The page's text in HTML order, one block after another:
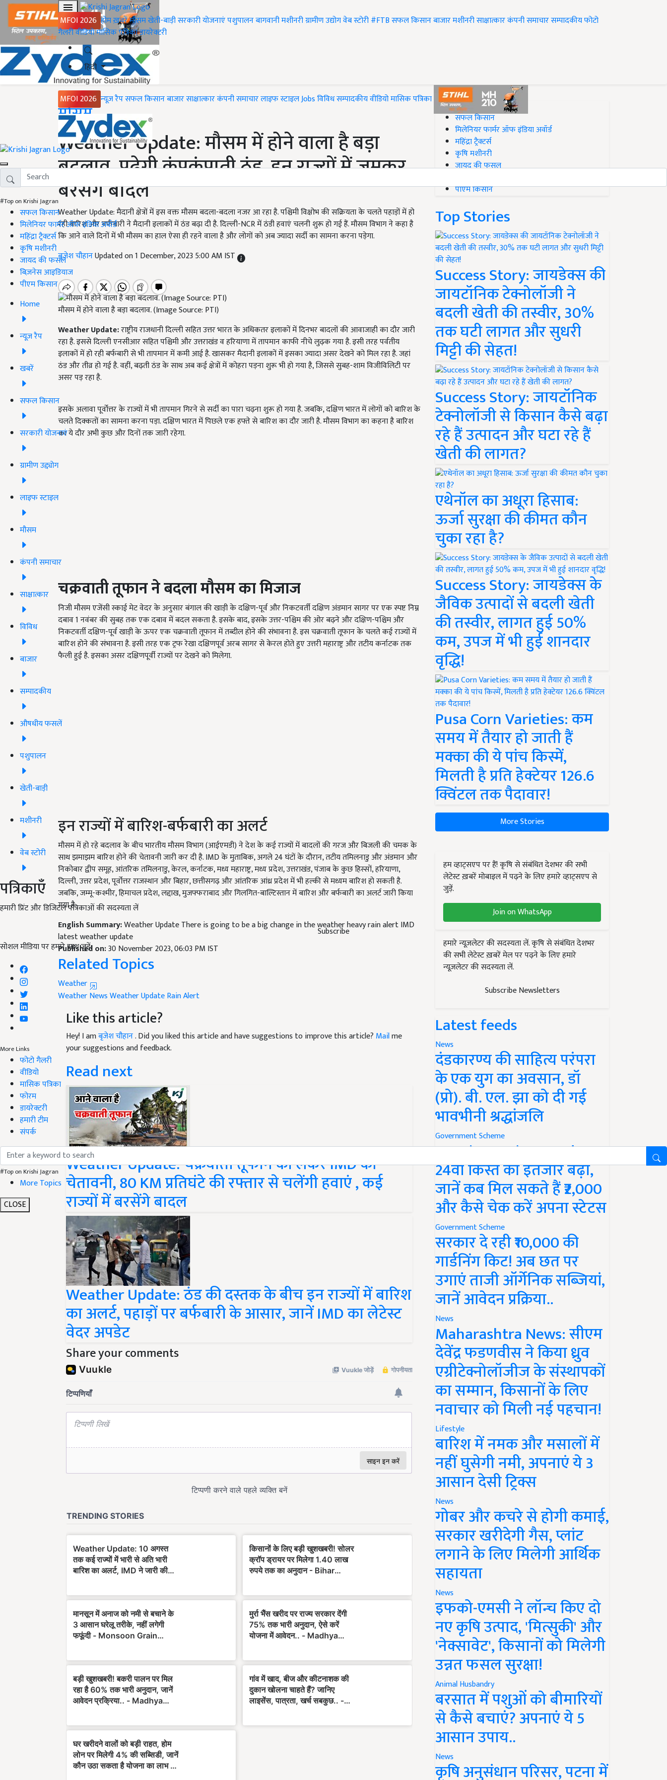
MFOI 2026 होमख़बरेंमौसमखेती-बाड़ीसरकारी योजनाएंपशुपालनबागवानीमशीनरीग्रामीण उद्योगवेब स्टोरी#FTBसफल किसानबाजारमशीनरीसाक्षात्कारकंपनी समाचारसम्पादकीयफोटो
गैलरीवीडियोमासिक पत्रिकाडायरेक्टरी
हिंदी
MFOI 2026 न्यूज़ रैपसफल किसानबाजारसाक्षात्कारकंपनी समाचारलाइफ स्टाइलJobsविविधसम्पादकीयवीडियोमासिक पत्रिका
#Top on Krishi Jagran
सफल किसान
मिलेनियर फार्मर ऑफ इंडिया अवॉर्ड
महिंद्रा ट्रैक्टर्स
कृषि मशीनरी
जायद की फसल
बिज़नेस आइडियाज
पीएम किसान
Home
न्यूज़ रैप
खबरें
सफल किसान
सरकारी योजनाएं
ग्रामीण उद्द्योग
लाइफ स्टाइल
मौसम
कंपनी समाचार
साक्षात्कार
विविध
बाजार
सम्पादकीय
औषधीय फसलें
पशुपालन
खेती-बाड़ी
मशीनरी
वेब स्टोरी
पत्रिकाएँ
हमारी प्रिंट और डिजिटल पत्रिकाओं की सदस्यता लें
Subscribe
सोशल मीडिया पर हमारे साथ जुड़ें:
More Links
फोटो गैलरी
वीडियो
मासिक पत्रिका
फोरम
डायरेक्टरी
हमारी टीम
संपर्क
#Top on Krishi Jagran
More Topics
CLOSE
Home
मौसम
Weather Update: मौसम में होने वाला है बड़ा
बदलाव, पढ़ेगी कंपकंपाती ठंड, इन राज्यों में जमकर
बरसेंगे बादल
Weather Update: मैदानी क्षेत्रों में इस वक्त मौसम बदला-बदला नजर आ रहा है. पश्चिमी विक्षोभ की सक्रियता के चलते पहाड़ों में हो
रही बारिश और बर्फबारी ने मैदानी इलाकों में ठंड बढ़ा दी है. दिल्ली-NCR में ठंडी हवाएं चलनी शुरू हो गई हैं. मौसम विभाग ने कहा है
कि आने वाले दिनों में भी मौसम का हाल ऐसा ही रहने वाला है और लोगों को अब ज्यादा सर्दी का सामना करना पड़ेगा.
बृजेश चौहानUpdated on 1 December, 2023 5:00 AM IST
मौसम में होने वाला है बड़ा बदलाव. (Image Source: PTI)
Weather Update:राष्ट्रीय राजधानी दिल्ली सहित उत्तर भारत के अधिकतर इलाकों में दिनभर बादलों की आवाजाही का दौर जारी
रहा है. इससे दिल्ली एनसीआर सहित पश्चिमी और उत्तराखंड व हरियाणा में तापमान काफी नीचे लुढ़क गया है. इसी तरह पर्वतीय
इलाकों में हो रही बर्फबारी से भी तापमान में कमी आई है. खासकर मैदानी इलाकों में इसका ज्यादा असर देखने को मिल रहा है. जहां
ठंड और तीव्र हो गई है. वहीं, बढ़ती ठंड के साथ अब कई क्षेत्रों में कोहरा पड़ना शुरू भी हो गया है, जिससे सुबह-शाम विजीविलिटी पर
असर पड़ रहा है.
इसके अलावा पूर्वोत्तर के राज्यों में भी तापमान गिरने से सर्दी का पारा चढ़ना शुरू हो गया है. जबकि, दक्षिण भारत में लोगों को बारिश के
चलते दिक्कतों का सामना करना पड़ा. दक्षिण भारत में पिछले एक हफ्ते से बारिश का दौर जारी है. मौसम विभाग का कहना है बारिश
का ये दौर अभी कुछ और दिनों तक जारी रहेगा.
चक्रवाती तूफान ने बदला मौसम का मिजाज
निजी मौसम एजेंसी स्काई मेट वेदर के अनुसार बंगाल की खाड़ी के दक्षिण-पूर्व और निकटवर्ती दक्षिण अंडमान सागर पर एक स्पष्ट निम्न
दबाव 1 नवंबर की सुबह तक एक दबाव में बदल सकता है. इसके बाद, इसके उत्तर-पश्चिम की ओर बढ़ने और दक्षिण-पश्चिम और
निकटवर्ती दक्षिण-पूर्व खाड़ी के ऊपर एक चक्रवाती तूफान में तब्दील होने की संभावना है. इस चक्रवाती तूफान के चलते कई राज्यों में
बारिश होने की संभावना है. इसी तरह एक ट्रफ रेखा दक्षिणपूर्व अरब सागर से केरल होते हुए उत्तरी महाराष्ट्र और तटीय कर्नाटक तक
फैली हुई है. इसका असर दक्षिणपूर्वी राज्यों पर देखने को मिलेगा.
इन राज्यों में बारिश-बर्फबारी का अलर्ट
मौसम में हो रहे बदलाव के बीच भारतीय मौसम विभाग (आईएमडी) ने देश के कई राज्यों में बादलों की गरज और बिजली की चमक के
साथ झमाझम बारिश होने की चेतावनी जारी कर दी है. IMD के मुताबिक, अगले 24 घंटों के दौरान, तटीय तमिलनाडु और अंडमान और
निकोबार द्वीप समूह, आंतरिक तमिलनाडु, केरल, कर्नाटक, मध्य महाराष्ट्र, मध्य प्रदेश, उत्तराखंड, पंजाब के कुछ हिस्सों, हरियाणा,
दिल्ली, उत्तर प्रदेश, पूर्वोत्तर राजस्थान और बिहार, छत्तीसगढ़ और आंतरिक आंध्र प्रदेश में भी हल्की से मध्यम बारिश हो सकती है.
जबकि, जम्मू-कश्मीर, हिमाचल प्रदेश, लद्दाख, मुजफ्फराबाद और गिलगित-बाल्टिस्तान में बारिश और बर्फबारी का अलर्ट जारी किया
गया है.
English Summary:Weather Update There is going to be a big change in the weather heavy rain alert IMD
latest weather update
Published on:30 November 2023, 06:03 PM IST
Related Topics
Weather
Weather NewsWeather UpdateRain Alert
Like this article?
Hey! I amबृजेश चौहान. Did you liked this article and have suggestions to improve this article? Mailme
your suggestions and feedback.
Read next
Weather Update: चक्रवाती तूफान को लेकर IMD की
चेतावनी, 80 KM प्रतिघंटे की रफ्तार से चलेंगी हवाएं , कई
राज्यों में बरसेंगे बादल
Weather Update: ठंड की दस्तक के बीच इन राज्यों में बारिश
का अलर्ट, पहाड़ों पर बर्फबारी के आसार, जानें IMD का लेटेस्ट
वेदर अपडेट
Share your comments
#Top on Krishi Jagran
सफल किसान
मिलेनियर फार्मर ऑफ इंडिया अवॉर्ड
महिंद्रा ट्रैक्टर्स
कृषि मशीनरी
जायद की फसल
पीएम किसान
Top Stories
Success Story: जायडेक्स की
जायटॉनिक टेक्नोलॉजी ने
बदली खेती की तस्वीर, 30%
तक घटी लागत और सुधरी
मिट्टी की सेहत!
Success Story: जायटॉनिक
टेक्नोलॉजी से किसान कैसे बढ़ा
रहे हैं उत्पादन और घटा रहे हैं
खेती की लागत?
एथेनॉल का अधूरा हिसाब:
ऊर्जा सुरक्षा की कीमत कौन
चुका रहा है?
Success Story: जायडेक्स के
जैविक उत्पादों से बदली खेती
की तस्वीर, लागत हुई 50%
कम, उपज में भी हुई शानदार
वृद्धि!
Pusa Corn Varieties: कम
समय में तैयार हो जाती हैं
मक्का की ये पांच किस्में,
मिलती है प्रति हेक्टेयर 126.6
क्विंटल तक पैदावार!
More Stories
हम व्हाट्सएप पर हैं! कृषि से संबंधित देशभर की सभी
लेटेस्ट ख़बरें मोबाइल में पढ़ने के लिए हमारे व्हाट्सएप से
जुड़ें.
Join on WhatsApp
हमारे न्यूज़लेटर की सदस्यता लें. कृषि से संबंधित देशभर
की सभी लेटेस्ट ख़बरें मेल पर पढ़ने के लिए हमारे
न्यूज़लेटर की सदस्यता लें.
Subscribe Newsletters
Latest feeds
News
दंडकारण्य की साहित्य परंपरा
के एक युग का अवसान, डॉ
(प्रो). बी. एल. झा को दी गई
भावभीनी श्रद्धांजलि
Government Scheme
PM Kisan Yojana Update:
24वीं किस्त का इंतजार बढ़ा,
जानें कब मिल सकते हैं ₹2,000
और कैसे चेक करें अपना स्टेटस
Government Scheme
सरकार दे रही ₹10,000 की
गार्डनिंग किट! अब छत पर
उगाएं ताजी ऑर्गेनिक सब्जियां,
जानें आवेदन प्रक्रिया..
News
Maharashtra News: सीएम
देवेंद्र फडणवीस ने किया ध्रुव
एग्रीटेक्नोलॉजीज के संस्थापकों
का सम्मान, किसानों के लिए
नवाचार को मिली नई पहचान!
Lifestyle
बारिश में नमक और मसालों में
नहीं घुसेगी नमी, अपनाएं ये 3
आसान देसी ट्रिक्स
News
गोबर और कचरे से होगी कमाई,
सरकार खरीदेगी गैस, प्लांट
लगाने के लिए मिलेगी आर्थिक
सहायता
News
इफको-एमसी ने लॉन्च किए दो
नए कृषि उत्पाद, 'मित्सुकी' और
'नेक्सावेट', किसानों को मिलेगी
उन्नत फसल सुरक्षा!
Animal Husbandry
बरसात में पशुओं को बीमारियों
से कैसे बचाएं? अपनाएं ये 5
आसान उपाय..
News
कृषि अनुसंधान परिसर, पटना में